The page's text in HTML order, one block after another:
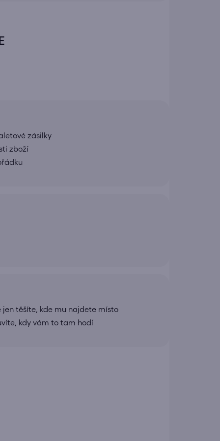
zásilky
zboží
jen těšíte, kde mu najdete místo
kdy vám to tam hodí